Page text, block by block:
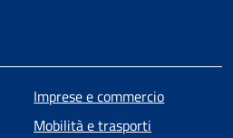
Imprese e commercio
Mobilità e trasporti